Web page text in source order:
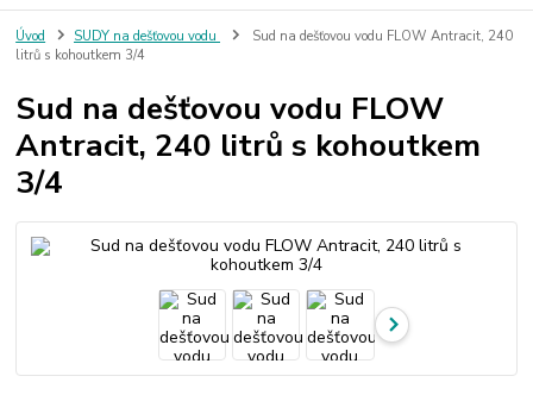
Úvod SUDY na dešťovou vodu
Sud na dešťovou vodu FLOW Antracit, 240
litrů s kohoutkem 3/4
Sud na dešťovou vodu FLOW
Antracit, 240 litrů s kohoutkem
3/4